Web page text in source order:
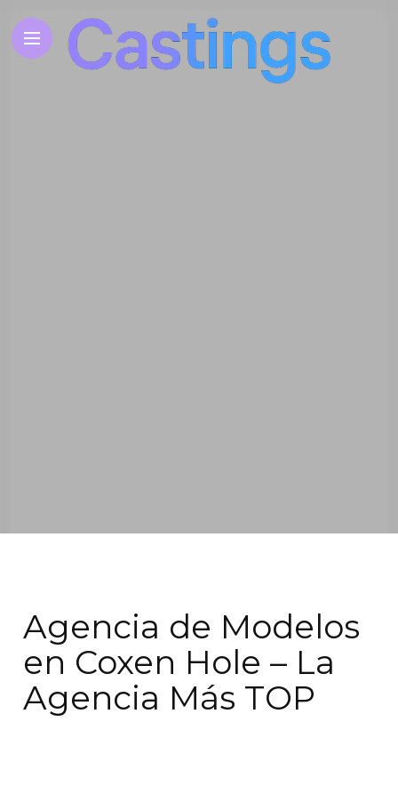
Agencia de Modelos
en Coxen Hole – La
Agencia Más TOP